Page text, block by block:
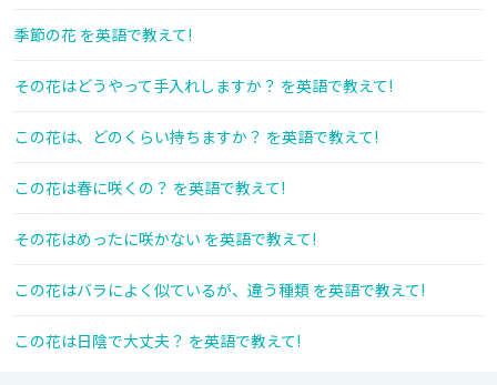
季節の花 を英語で教えて!
その花はどうやって手入れしますか？ を英語で教えて!
この花は、どのくらい持ちますか？ を英語で教えて!
この花は春に咲くの？ を英語で教えて!
その花はめったに咲かない を英語で教えて!
この花はバラによく似ているが、違う種類 を英語で教えて!
この花は日陰で大丈夫？ を英語で教えて!